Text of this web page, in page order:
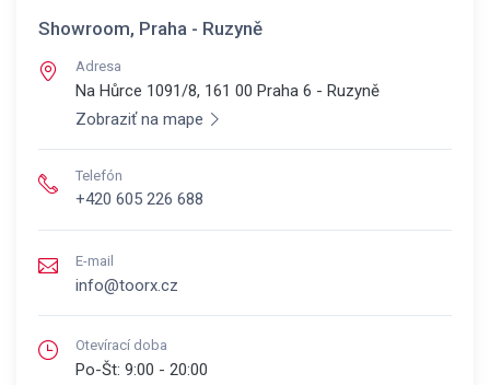
Showroom, Praha - Ruzyně
Adresa
Na Hůrce 1091/8, 161 00 Praha 6 - Ruzyně
Zobraziť na mape
Telefón
+420 605 226 688
E-mail
info@toorx.cz
Otevírací doba
Po-Št: 9:00 - 20:00